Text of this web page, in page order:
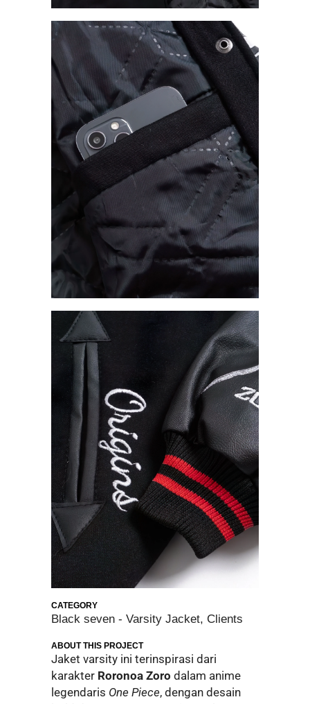
CATEGORY
Black seven - Varsity Jacket, Clients
ABOUT THIS PROJECT
Jaket varsity ini terinspirasi dari
karakter Roronoa Zoro dalam anime
legendaris One Piece, dengan desain